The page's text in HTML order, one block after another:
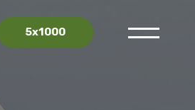
5x1000